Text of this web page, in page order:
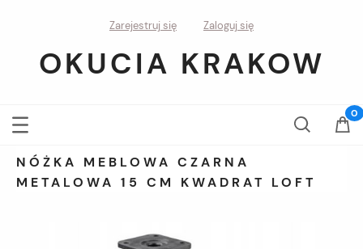
Zarejestruj się Zaloguj się
OKUCIA KRAKOW
NÓŻKA MEBLOWA CZARNA
METALOWA 15 CM KWADRAT LOFT